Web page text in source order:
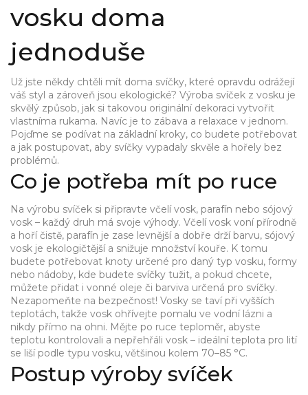
vosku doma
jednoduše
Už jste někdy chtěli mít doma svíčky, které opravdu odrážejí
váš styl a zároveň jsou ekologické? Výroba svíček z vosku je
skvělý způsob, jak si takovou originální dekoraci vytvořit
vlastníma rukama. Navíc je to zábava a relaxace v jednom.
Pojďme se podívat na základní kroky, co budete potřebovat
a jak postupovat, aby svíčky vypadaly skvěle a hořely bez
problémů.
Co je potřeba mít po ruce
Na výrobu svíček si připravte včelí vosk, parafín nebo sójový
vosk – každý druh má svoje výhody. Včelí vosk voní přírodně
a hoří čistě, parafín je zase levnější a dobře drží barvu, sójový
vosk je ekologičtější a snižuje množství kouře. K tomu
budete potřebovat knoty určené pro daný typ vosku, formy
nebo nádoby, kde budete svíčky tužit, a pokud chcete,
můžete přidat i vonné oleje či barviva určená pro svíčky.
Nezapomeňte na bezpečnost! Vosky se taví při vyšších
teplotách, takže vosk ohřívejte pomalu ve vodní lázni a
nikdy přímo na ohni. Mějte po ruce teploměr, abyste
teplotu kontrolovali a nepřehřáli vosk – ideální teplota pro lití
se liší podle typu vosku, většinou kolem 70–85 °C.
Postup výroby svíček